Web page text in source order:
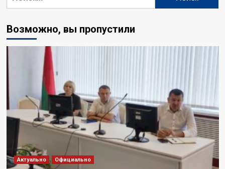
Возможно, вы пропустили
Актуально Официально